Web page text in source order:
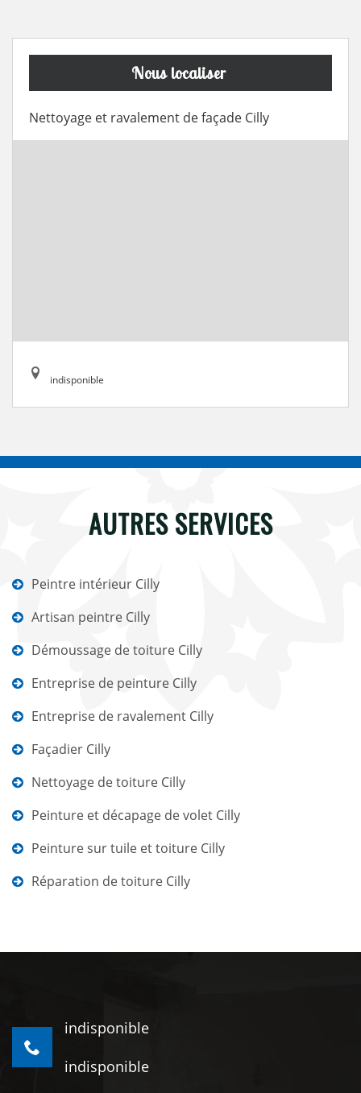
Nous localiser
Nettoyage et ravalement de façade Cilly
indisponible
AUTRES SERVICES
Peintre intérieur Cilly
Artisan peintre Cilly
Démoussage de toiture Cilly
Entreprise de peinture Cilly
Entreprise de ravalement Cilly
Façadier Cilly
Nettoyage de toiture Cilly
Peinture et décapage de volet Cilly
Peinture sur tuile et toiture Cilly
Réparation de toiture Cilly
indisponible
indisponible